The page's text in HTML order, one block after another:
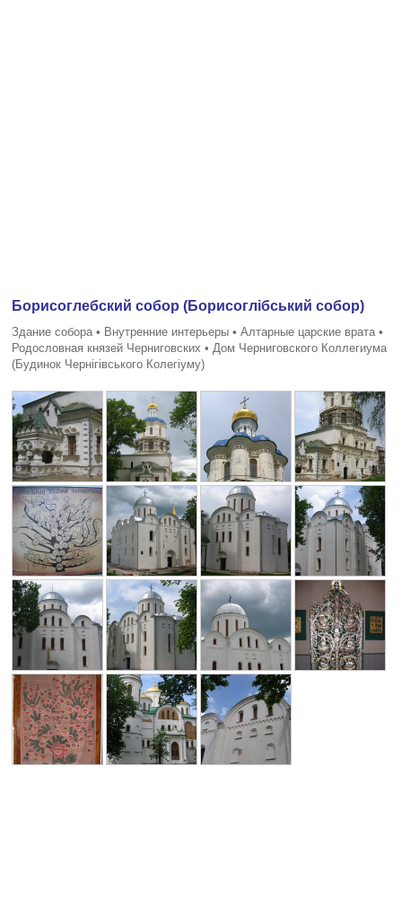
Борисоглебский собор (Борисоглiбський собор)
Здание собора • Внутренние интерьеры • Алтарные царские врата •
Родословная князей Черниговских • Дом Черниговского Коллегиума
(Будинок Чернiгiвського Колегiуму)